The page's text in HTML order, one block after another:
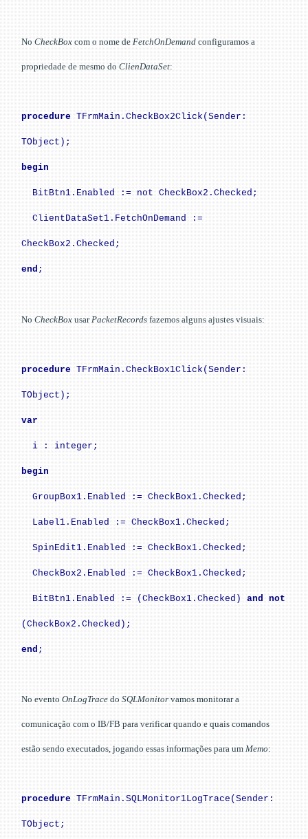
No CheckBox com o nome de FetchOnDemand configuramos a
propriedade de mesmo do ClienDataSet:
procedure TFrmMain.CheckBox2Click(Sender:
TObject);
begin
BitBtn1.Enabled := not CheckBox2.Checked;
ClientDataSet1.FetchOnDemand :=
CheckBox2.Checked;
end ;
No CheckBox usar PacketRecords fazemos alguns ajustes visuais:
procedure TFrmMain.CheckBox1Click(Sender:
TObject);
var
i : integer;
begin
GroupBox1.Enabled := CheckBox1.Checked;
Label1.Enabled := CheckBox1.Checked;
SpinEdit1.Enabled := CheckBox1.Checked;
CheckBox2.Enabled := CheckBox1.Checked;
BitBtn1.Enabled := (CheckBox1.Checked) and not
(CheckBox2.Checked);
end ;
No evento OnLogTrace do SQLMonitor vamos monitorar a
comunicação com o IB/FB para verificar quando e quais comandos
estão sendo executados, jogando essas informações para um Memo:
procedure TFrmMain.SQLMonitor1LogTrace(Sender:
TObject;